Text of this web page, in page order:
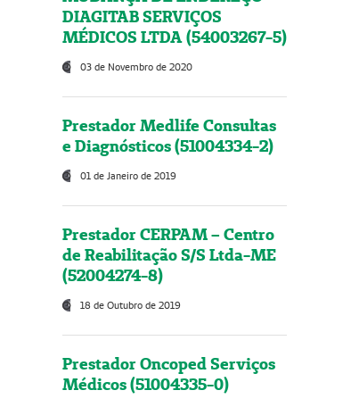
DIAGITAB SERVIÇOS
MÉDICOS LTDA (54003267-5)
03 de Novembro de 2020
Prestador Medlife Consultas
e Diagnósticos (51004334-2)
01 de Janeiro de 2019
Prestador CERPAM – Centro
de Reabilitação S/S Ltda-ME
(52004274-8)
18 de Outubro de 2019
Prestador Oncoped Serviços
Médicos (51004335-0)